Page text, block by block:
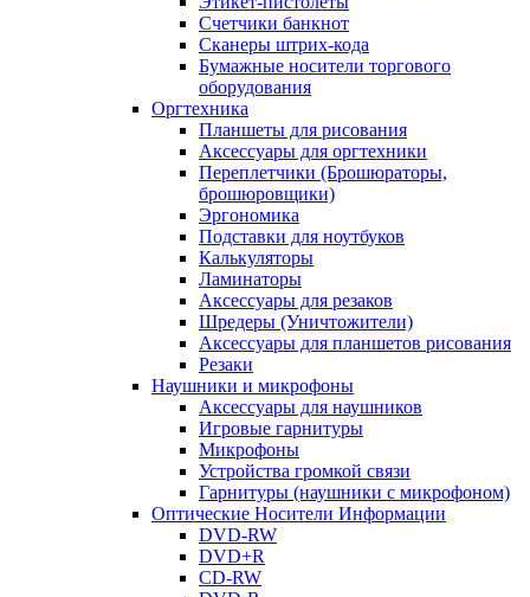
Счетчики банкнот
Сканеры штрих-кода
Бумажные носители торгового
оборудования
Оргтехника
Планшеты для рисования
Аксессуары для оргтехники
Переплетчики (Брошюраторы,
брошюровщики)
Эргономика
Подставки для ноутбуков
Калькуляторы
Ламинаторы
Аксессуары для резаков
Шредеры (Уничтожители)
Аксессуары для планшетов рисования
Резаки
Наушники и микрофоны
Аксессуары для наушников
Игровые гарнитуры
Микрофоны
Устройства громкой связи
Гарнитуры (наушники с микрофоном)
Оптические Носители Информации
DVD-RW
DVD+R
CD-RW